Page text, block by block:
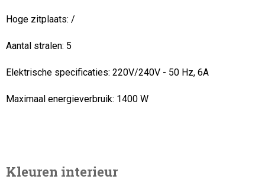
Hoge zitplaats: /
Aantal stralen: 5
Elektrische specificaties: 220V/240V - 50 Hz, 6A
Maximaal energieverbruik: 1400 W
Kleuren interieur